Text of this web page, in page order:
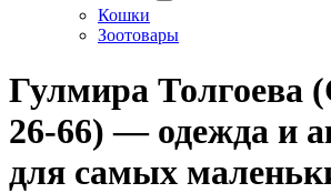
Кошки
Зоотовары
Гулмира Толгоева
26-66) — одежда и
для самых